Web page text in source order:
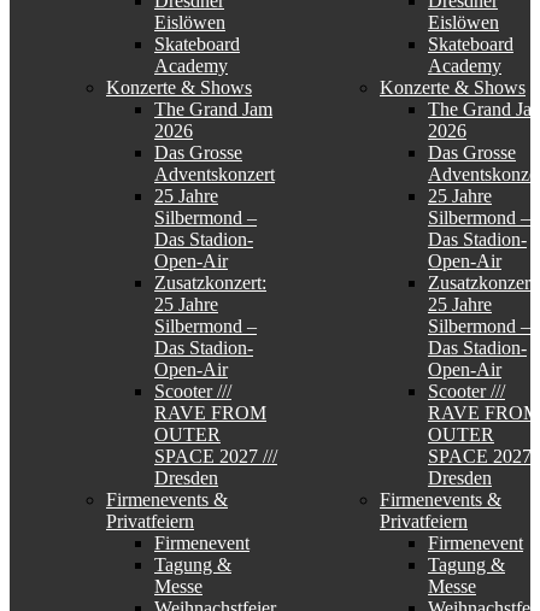
Eislöwen
Skateboard
Academy
Konzerte & Shows
The Grand Jam
2026
Das Grosse
Adventskonzert
25 Jahre
Silbermond –
Das Stadion-
Open-Air
Zusatzkonzert:
25 Jahre
Silbermond –
Das Stadion-
Open-Air
Scooter ///
RAVE FROM
OUTER
SPACE 2027 ///
Dresden
Firmenevents &
Privatfeiern
Firmenevent
Tagung &
Messe
Eislöwen
Skateboard
Academy
Konzerte & Shows
The Grand
2026
Das Grosse
25 Jahre
Silbermond –
Das Stadion-
Open-Air
Zusatzkonzert:
25 Jahre
Silbermond –
Das Stadion-
Open-Air
Scooter ///
RAVE FROM
OUTER
SPACE 2027
Dresden
Firmenevents &
Privatfeiern
Firmenevent
Tagung &
Messe